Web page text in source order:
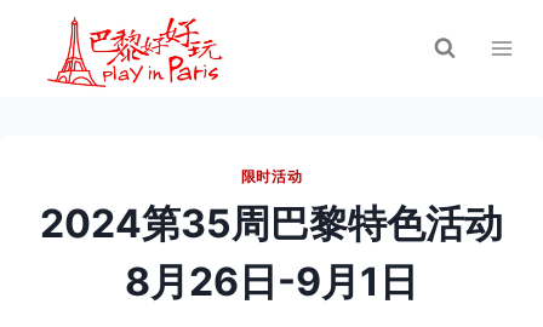
限时活动
2024第35周巴黎特色活动
8月26日-9月1日